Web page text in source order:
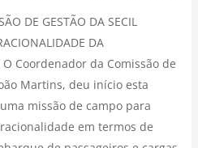
DE GESTÃO DA SECIL
DA
O Coordenador da Comissão de
Martins, deu início esta
missão de campo para
em termos de